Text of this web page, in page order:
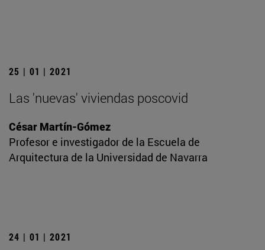
25 | 01 | 2021
Las 'nuevas' viviendas poscovid
César Martín-Gómez
Profesor e investigador de la Escuela de
Arquitectura de la Universidad de Navarra
24 | 01 | 2021